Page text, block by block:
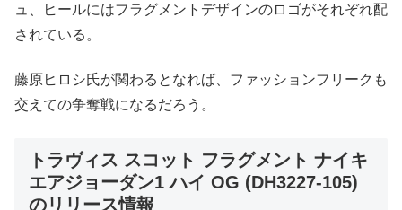
ュ、ヒールにはフラグメントデザインのロゴがそれぞれ配
されている。
藤原ヒロシ氏が関わるとなれば、ファッションフリークも
交えての争奪戦になるだろう。
トラヴィス スコット フラグメント ナイキ
エアジョーダン1 ハイ OG (DH3227-105)
のリリース情報